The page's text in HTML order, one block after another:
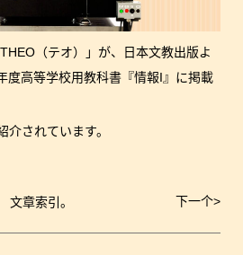
（テオ）」が、日本文教出版よ
度高等学校用教科書『情報I』に掲載
されています。
文章索引。 下一个>